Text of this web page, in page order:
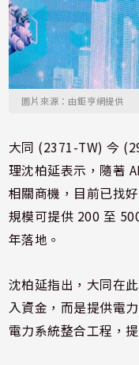
圖片來源：由鉅亨網提供
大同 (2371-TW) 今
理沈柏延表示，隨著
相關商機，目前已找
規模可提供 200 至
年落地。
沈柏延指出，大同在
入資金，而是提供電
電力系統整合工程，